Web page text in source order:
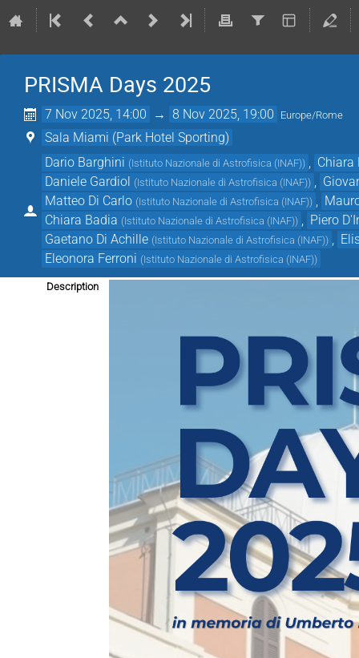
PRISMA Days 2025
7 Nov 2025, 14:00 → 8 Nov 2025, 19:00 Europe/Rome
Sala Miami (Park Hotel Sporting)
Dario Barghini (Istituto Nazionale di Astrofisica (INAF))
Chiara
Daniele Gardiol (Istituto Nazionale di Astrofisica (INAF))
Matteo Di Carlo (Istituto Nazionale di Astrofisica (INAF))
Chiara Badia (Istituto Nazionale di Astrofisica (INAF))
Piero
Gaetano Di Achille (Istituto Nazionale di Astrofisica (INAF))
Eleonora Ferroni (Istituto Nazionale di Astrofisica (INAF))
Description